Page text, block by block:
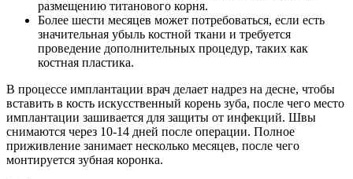
размещению титанового корня.
Более шести месяцев может потребоваться, если есть
значительная убыль костной ткани и требуется
проведение дополнительных процедур, таких как
костная пластика.
В процессе имплантации врач делает надрез на десне, чтобы
вставить в кость искусственный корень зуба, после чего место
имплантации зашивается для защиты от инфекций. Швы
снимаются через 10-14 дней после операции. Полное
приживление занимает несколько месяцев, после чего
монтируется зубная коронка.